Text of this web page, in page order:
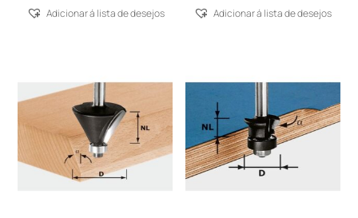
Adicionar á lista de desejos Adicionar á lista de desejos